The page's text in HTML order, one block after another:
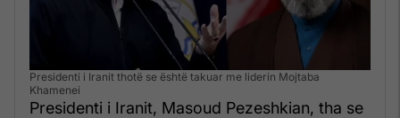
Presidenti i Iranit thotë se është takuar me liderin Mojtaba
Khamenei
Presidenti i Iranit, Masoud Pezeshkian, tha se